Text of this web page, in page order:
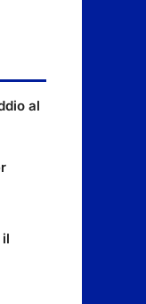
al